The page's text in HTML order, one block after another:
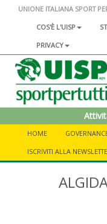
UNIONE ITALIANA SPORT
COS'È L'UISP
PRIVACY
HOME
ISCRIVITI ALLA